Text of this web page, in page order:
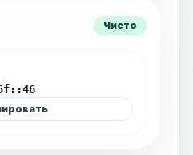
Чисто